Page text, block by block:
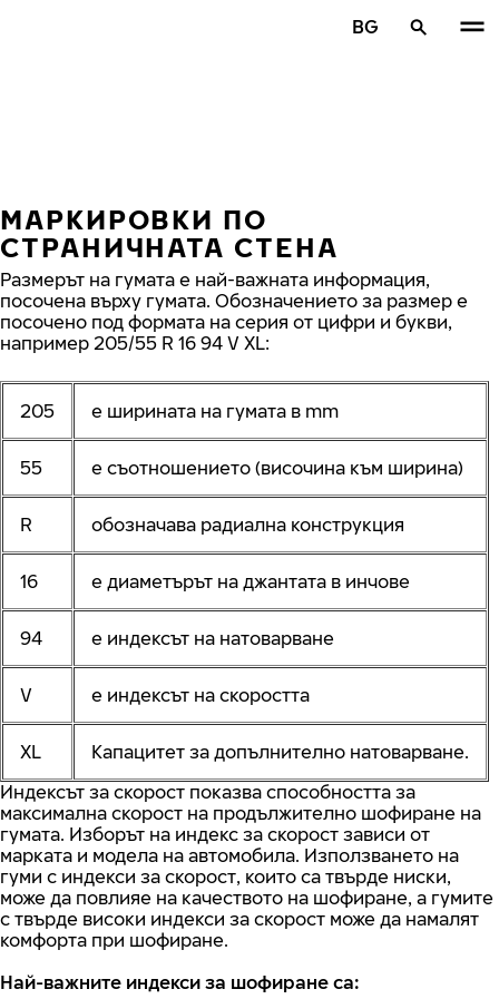
BG
МАРКИРОВКИ ПО
СТРАНИЧНАТА СТЕНА
Размерът на гумата е най-важната информация,
посочена върху гумата. Обозначението за размер е
посочено под формата на серия от цифри и букви,
например 205/55 R 16 94 V XL:
205 е ширината на гумата в mm
55 е съотношението (височина към ширина)
R обозначава радиална конструкция
16 е диаметърът на джантата в инчове
94 е индексът на натоварване
V е индексът на скоростта
XL
Капацитет за допълнително натоварване.
Индексът за скорост показва способността за
максимална скорост на продължително шофиране на
гумата. Изборът на индекс за скорост зависи от
марката и модела на автомобила. Използването на
гуми с индекси за скорост, които са твърде ниски,
може да повлияе на качеството на шофиране, а гумите
с твърде високи индекси за скорост може да намалят
комфорта при шофиране.
Най-важните индекси за шофиране са: